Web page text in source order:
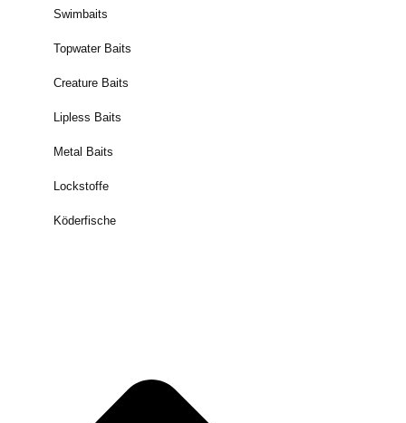
Swimbaits
Topwater Baits
Creature Baits
Lipless Baits
Metal Baits
Lockstoffe
Köderfische